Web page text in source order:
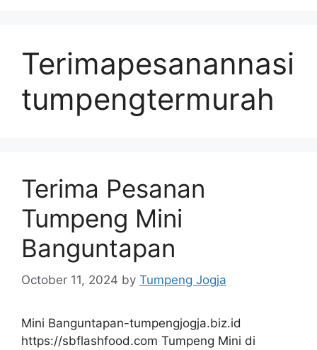
Terimapesanannasi
tumpengtermurah
Terima Pesanan
Tumpeng Mini
Banguntapan
October 11, 2024 by Tumpeng Jogja
Mini Banguntapan-tumpengjogja.biz.id
https://sbflashfood.com Tumpeng Mini di